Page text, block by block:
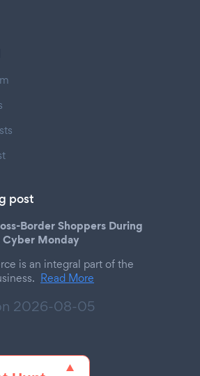
post
Border Shoppers During
Cyber Monday
is an integral part of the
Read More
2026-08-05